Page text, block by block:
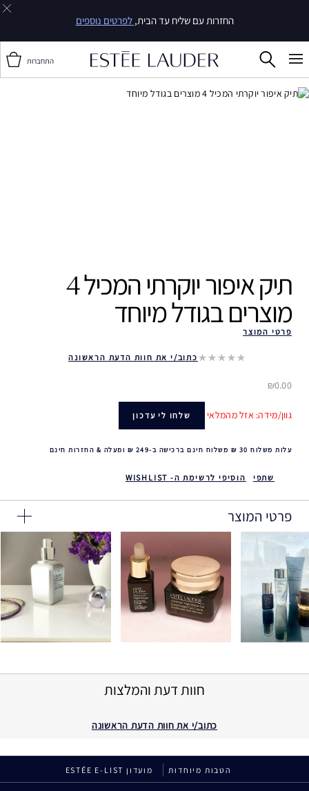
וגם, 30% הנחה על סדרת Double Wear
התחברות
תיק איפור יוקרתי המכיל 4
מוצרים בגודל מיוחד ‎
פרטי המוצר
כתוב/י את חוות הדעת הראשונה
₪0.00
גוון/מידה: אזל מהמלאי שלחו לי עדכון
עלות משלוח 30 ₪ משלוח חינם ברכישה ב-249 ₪ ומעלה & החזרות חינם
שתפי הוסיפי לרשימת ה- WISHLIST
פרטי המוצר
חוות דעת והמלצות
כתוב/י את חוות הדעת הראשונה
הטבות מיוחדות מועדון ESTÉE E-LIST